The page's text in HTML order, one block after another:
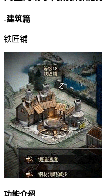
-建筑篇
铁匠铺
功能介绍